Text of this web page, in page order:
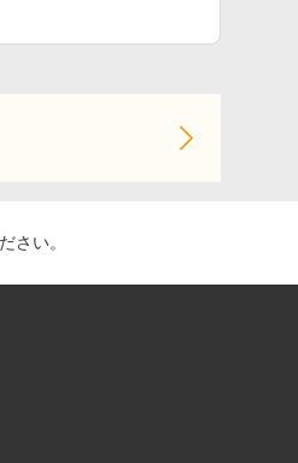
さい。